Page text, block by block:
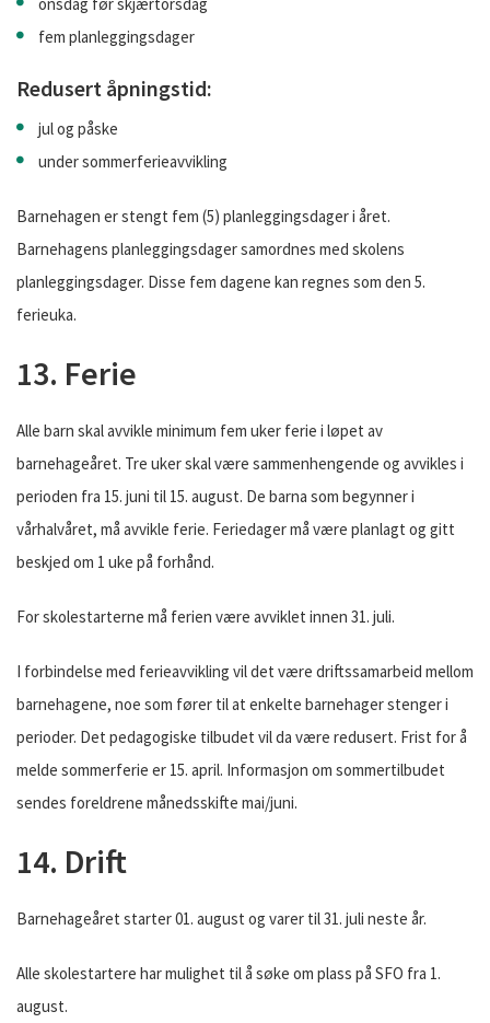
fem planleggingsdager
Redusert åpningstid:
jul og påske
under sommerferieavvikling
Barnehagen er stengt fem (5) planleggingsdager i året.
Barnehagens planleggingsdager samordnes med skolens
planleggingsdager. Disse fem dagene kan regnes som den 5.
ferieuka.
13. Ferie
Alle barn skal avvikle minimum fem uker ferie i løpet av
barnehageåret. Tre uker skal være sammenhengende og avvikles i
perioden fra 15. juni til 15. august. De barna som begynner i
vårhalvåret, må avvikle ferie. Feriedager må være planlagt og gitt
beskjed om 1 uke på forhånd.
For skolestarterne må ferien være avviklet innen 31. juli.
I forbindelse med ferieavvikling vil det være driftssamarbeid mellom
barnehagene, noe som fører til at enkelte barnehager stenger i
perioder. Det pedagogiske tilbudet vil da være redusert. Frist for å
melde sommerferie er 15. april. Informasjon om sommertilbudet
sendes foreldrene månedsskifte mai/juni.
14. Drift
Barnehageåret starter 01. august og varer til 31. juli neste år.
Alle skolestartere har mulighet til å søke om plass på SFO fra 1.
august.